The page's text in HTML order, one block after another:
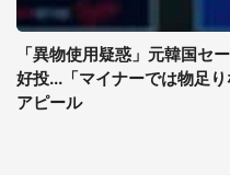
「異物使用疑惑」元韓国セ
好投...「マイナーでは物足
アピール